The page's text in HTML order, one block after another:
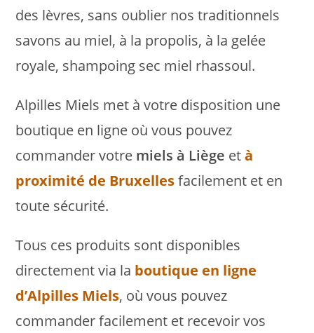
des lèvres, sans oublier nos traditionnels
savons au miel, à la propolis, à la gelée
royale, shampoing sec miel rhassoul.
Alpilles Miels met à votre disposition une
boutique en ligne où vous pouvez
commander votre miels à Liège età
proximité de Bruxellesfacilement et en
toute sécurité.
Tous ces produits sont disponibles
directement via la boutique en ligne
d’Alpilles Miels, où vous pouvez
commander facilement et recevoir vos